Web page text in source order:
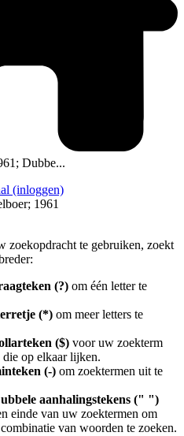
Dubbe...
(inloggen)
1961
zoekopdracht te gebruiken, zoekt
(?) om één letter te
(*) om meer letters te
($) voor uw zoekterm
die op elkaar lijken.
(-) om zoektermen uit te
aanhalingstekens (" ")
einde van uw zoektermen om
van woorden te zoeken.